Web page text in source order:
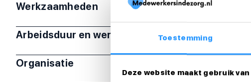
Toestemming
Deze website maakt gebruik
Werkzaamheden
Arbeidsduur en werktijden
Organisatie